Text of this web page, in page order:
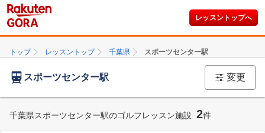
レッスントップへ
トップ レッスントップ 千葉県 スポーツセンター駅
スポーツセンター駅 変更
千葉県スポーツセンター駅のゴルフレッスン施設 2件